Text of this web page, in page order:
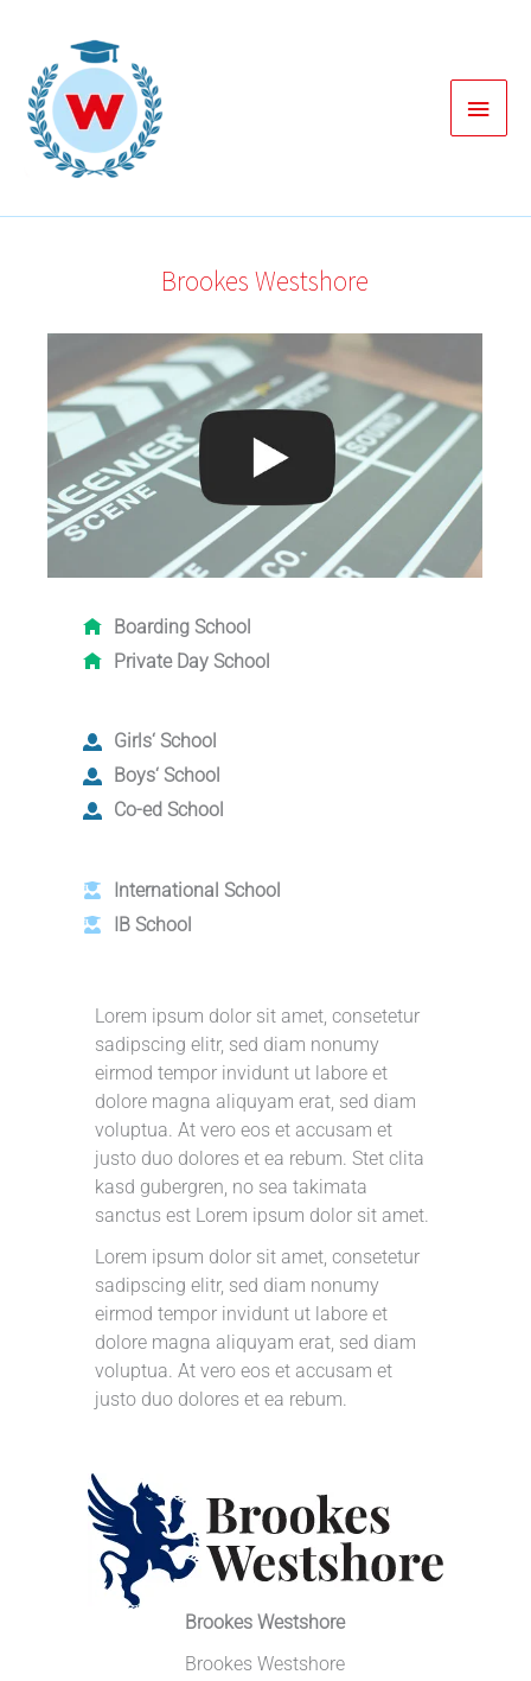
springen
Brookes Westshore
Boarding School
Private Day School
Girls‘ School
Boys‘ School
Co-ed School
International School
IB School
Lorem ipsum dolor sit amet, consetetur
sadipscing elitr, sed diam nonumy
eirmod tempor invidunt ut labore et
dolore magna aliquyam erat, sed diam
voluptua. At vero eos et accusam et
justo duo dolores et ea rebum. Stet clita
kasd gubergren, no sea takimata
sanctus est Lorem ipsum dolor sit amet.
Lorem ipsum dolor sit amet, consetetur
sadipscing elitr, sed diam nonumy
eirmod tempor invidunt ut labore et
dolore magna aliquyam erat, sed diam
voluptua. At vero eos et accusam et
justo duo dolores et ea rebum.
Brookes Westshore
Brookes Westshore